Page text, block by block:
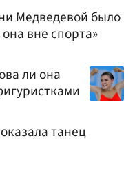
Медведевой было
вне спорта»
ли она
танец